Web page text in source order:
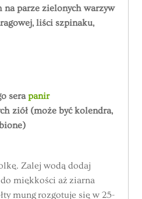
na parze zielonych warzyw
liści szpinaku,
serapanir
ziół (może być kolendra,
Zalej wodą dodaj
miękkości aż ziarna
mung rozgotuje się w 25-